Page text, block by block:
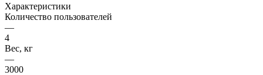
Характеристики
Количество пользователей
—
4
Вес, кг
—
3000